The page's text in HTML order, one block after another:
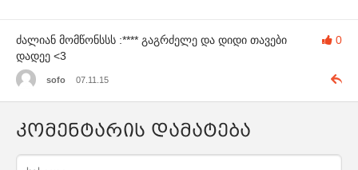
0
ძალიან მომწონსსს :**** გაგრძელე და დიდი თავები
დადეე <3
sofo 07.11.15
კომენტარის დამატება